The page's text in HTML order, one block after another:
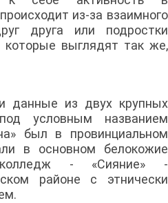
из-за взаимного
друга или подростки
выглядят так же,
данные из двух крупных
условным названием
был в провинциальном
в основном белокожие
- «Сияние» -
районе с этнически